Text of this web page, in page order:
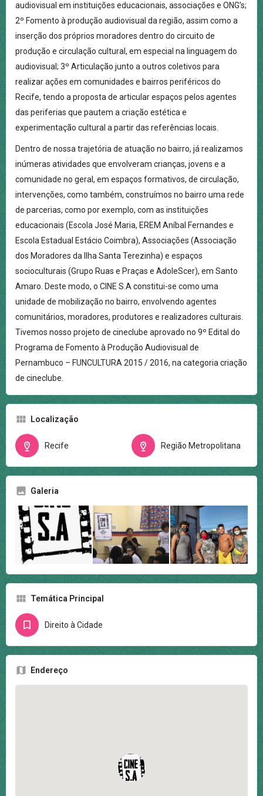
audiovisual em instituições educacionais, associações e ONG’s;
2º Fomento à produção audiovisual da região, assim como a
inserção dos próprios moradores dentro do circuito de
produção e circulação cultural, em especial na linguagem do
audiovisual; 3º Articulação junto a outros coletivos para
realizar ações em comunidades e bairros periféricos do
Recife, tendo a proposta de articular espaços pelos agentes
das periferias que pautem a criação estética e
experimentação cultural a partir das referências locais.
Dentro de nossa trajetória de atuação no bairro, já realizamos
inúmeras atividades que envolveram crianças, jovens e a
comunidade no geral, em espaços formativos, de circulação,
intervenções, como também, construímos no bairro uma rede
de parcerias, como por exemplo, com as instituições
educacionais (Escola José Maria, EREM Aníbal Fernandes e
Escola Estadual Estácio Coimbra), Associações (Associação
dos Moradores da Ilha Santa Terezinha) e espaços
socioculturais (Grupo Ruas e Praças e AdoleScer), em Santo
Amaro. Deste modo, o CINE S.A constitui-se como uma
unidade de mobilização no bairro, envolvendo agentes
comunitários, moradores, produtores e realizadores culturais.
Tivemos nosso projeto de cineclube aprovado no 9º Edital do
Programa de Fomento à Produção Audiovisual de
Pernambuco – FUNCULTURA 2015 / 2016, na categoria criação
de cineclube.
Localização
Recife Região Metropolitana
Galeria
Temática Principal
Direito à Cidade
Endereço